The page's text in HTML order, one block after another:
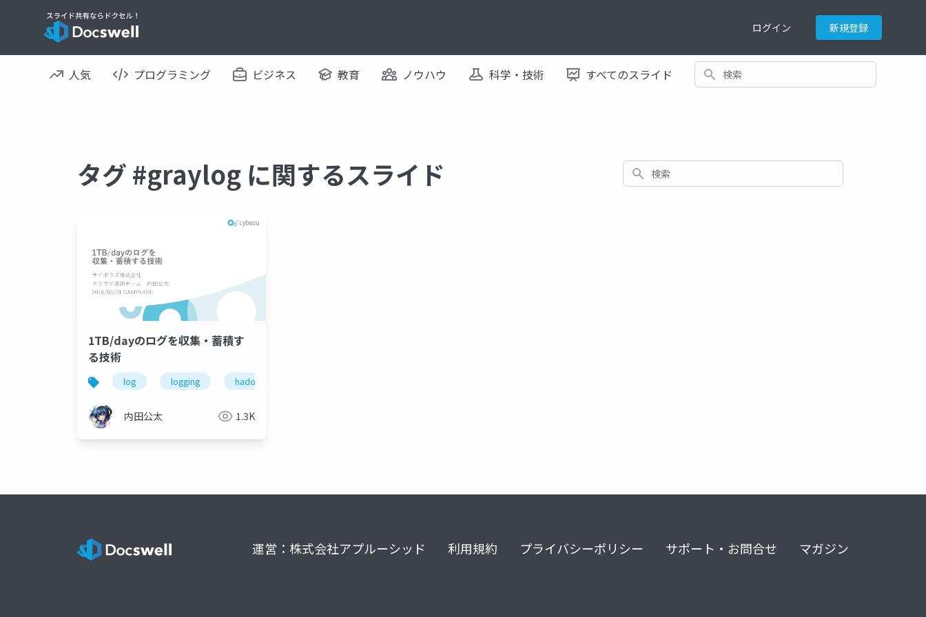
ログイン 新規登録
人気 プログラミング ビジネス 教育 ノウハウ 科学・技術 すべてのスライド 検索
タグ #graylog に関するスライド 検索
1TB/dayのログを収集・蓄積す
る技術
log logging hadoop
内田公太 1.3K
運営：株式会社アプルーシッド 利用規約 プライバシーポリシー サポート・お問合せ マガジン